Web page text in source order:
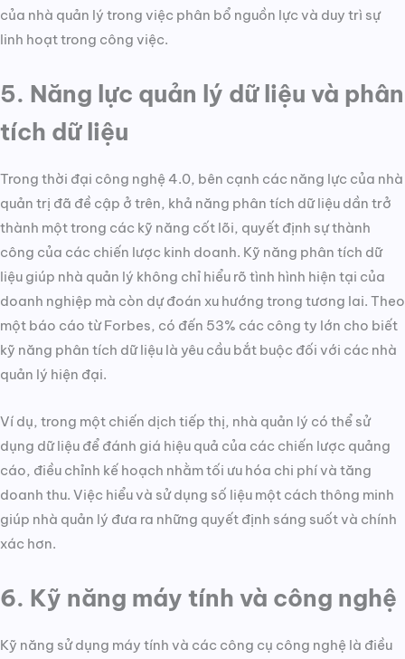
của nhà quản lý trong việc phân bổ nguồn lực và duy trì sự
linh hoạt trong công việc.
5. Năng lực quản lý dữ liệu và phân
tích dữ liệu
Trong thời đại công nghệ 4.0, bên cạnh các năng lực của nhà
quản trị đã đề cập ở trên, khả năng phân tích dữ liệu dần trở
thành một trong các kỹ năng cốt lõi, quyết định sự thành
công của các chiến lược kinh doanh. Kỹ năng phân tích dữ
liệu giúp nhà quản lý không chỉ hiểu rõ tình hình hiện tại của
doanh nghiệp mà còn dự đoán xu hướng trong tương lai. Theo
một báo cáo từ Forbes, có đến 53% các công ty lớn cho biết
kỹ năng phân tích dữ liệu là yêu cầu bắt buộc đối với các nhà
quản lý hiện đại.
Ví dụ, trong một chiến dịch tiếp thị, nhà quản lý có thể sử
dụng dữ liệu để đánh giá hiệu quả của các chiến lược quảng
cáo, điều chỉnh kế hoạch nhằm tối ưu hóa chi phí và tăng
doanh thu. Việc hiểu và sử dụng số liệu một cách thông minh
giúp nhà quản lý đưa ra những quyết định sáng suốt và chính
xác hơn.
6. Kỹ năng máy tính và công nghệ
Kỹ năng sử dụng máy tính và các công cụ công nghệ là điều